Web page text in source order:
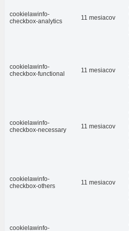
cookielawinfo-
checkbox-analytics
11 mesiacov
cookielawinfo-
checkbox-functional
11 mesiacov
cookielawinfo-
checkbox-necessary
11 mesiacov
cookielawinfo-
checkbox-others
11 mesiacov
cookielawinfo-